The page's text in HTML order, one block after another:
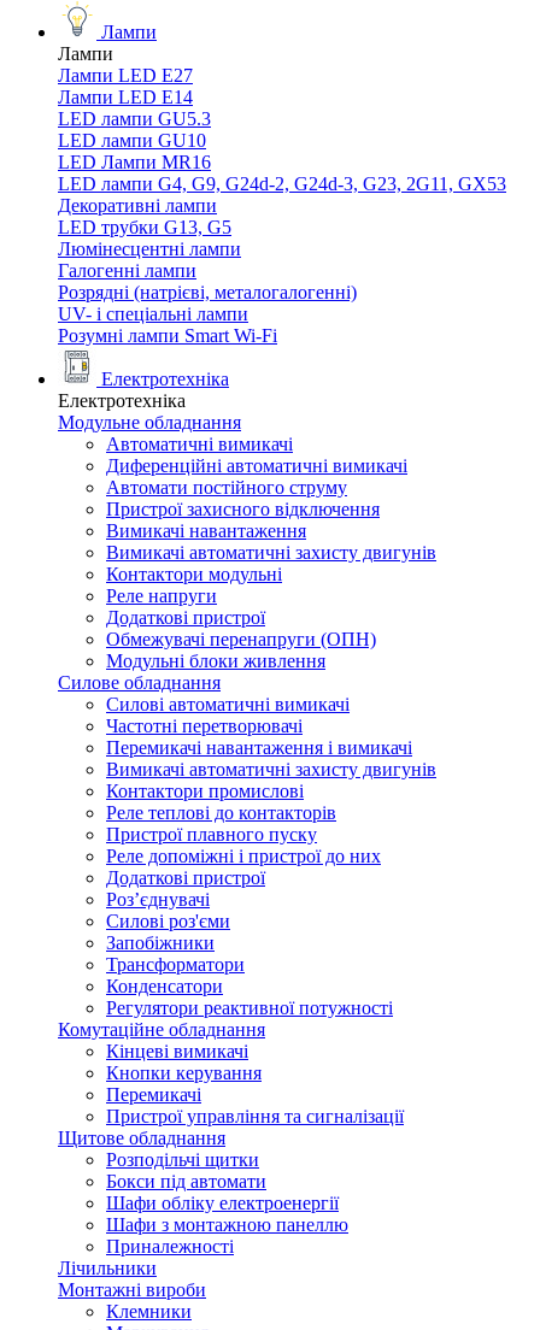
Лампи
Лампи
Лампи LED E27
Лампи LED Е14
LED лампи GU5.3
LED лампи GU10
LED Лампи MR16
LED лампи G4, G9, G24d-2, G24d-3, G23, 2G11, GX53
Декоративні лампи
LED трубки G13, G5
Люмінесцентні лампи
Галогенні лампи
Розрядні (натрієві, металогалогенні)
UV- і спеціальні лампи
Розумні лампи Smart Wi-Fi
Електротехніка
Електротехніка
Модульне обладнання
Автоматичні вимикачі
Диференційні автоматичні вимикачі
Автомати постійного струму
Пристрої захисного відключення
Вимикачі навантаження
Вимикачі автоматичні захисту двигунів
Контактори модульні
Реле напруги
Додаткові пристрої
Обмежувачі перенапруги (ОПН)
Модульні блоки живлення
Силове обладнання
Силові автоматичні вимикачі
Частотні перетворювачі
Перемикачі навантаження і вимикачі
Вимикачі автоматичні захисту двигунів
Контактори промислові
Реле теплові до контакторів
Пристрої плавного пуску
Реле допоміжні і пристрої до них
Додаткові пристрої
Роз’єднувачі
Силові роз'єми
Запобіжники
Трансформатори
Конденсатори
Регулятори реактивної потужності
Комутаційне обладнання
Кінцеві вимикачі
Кнопки керування
Перемикачі
Пристрої управління та сигналізації
Щитове обладнання
Розподільчі щитки
Бокси під автомати
Шафи обліку електроенергії
Шафи з монтажною панеллю
Приналежності
Лічильники
Монтажні вироби
Клемники